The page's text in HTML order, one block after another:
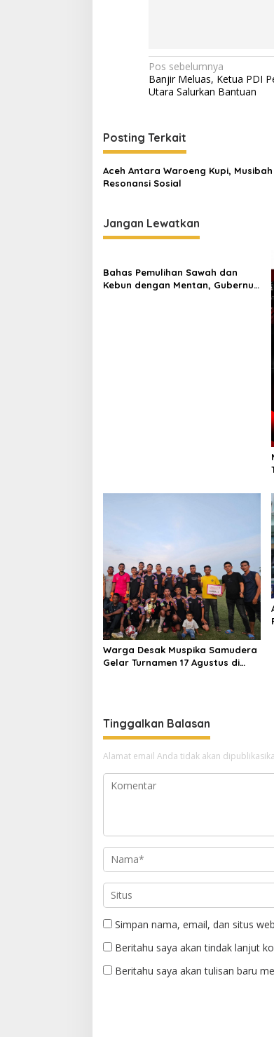
N
a
i
g
a
s
p
o
s
Pos sebelumnya
Banjir Meluas, Ketua PDI
Utara Salurkan Bantuan
Posting Terkait
Aceh Antara Waroeng Kupi,
Resonansi Sosial
Jangan Lewatkan
Bahas Pemulihan Sawah dan
Kebun dengan Mentan, Gubernur
Warga Desak Muspika Samudera
Gelar Turnamen 17 Agustus di
Tinggalkan Balasan
Alamat email Anda tidak akan
Simpan nama, email, dan situs
Beritahu saya akan tindak lanjut
Beritahu saya akan tulisan baru